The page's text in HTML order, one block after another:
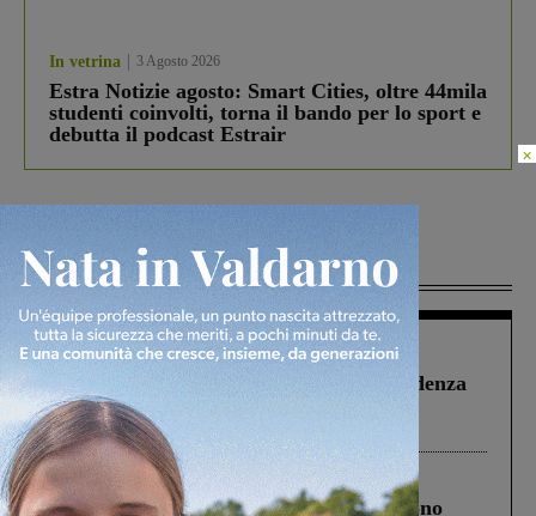
In vetrina 3 Agosto 2026
Estra Notizie agosto: Smart Cities, oltre 44mila
studenti coinvolti, torna il bando per lo sport e
debutta il podcast Estrair
Più lette
Figline Incisa Valdarno 1 Agosto 2026
Piscina di Figline finanziata oltre la scadenza
Pnrr, il gruppo di Fratelli d’Italia: “Un
ringraziamento al Governo”
Cronaca 4 Agosto 2026
Un anno fa la strage in A1 in cui morirono
×